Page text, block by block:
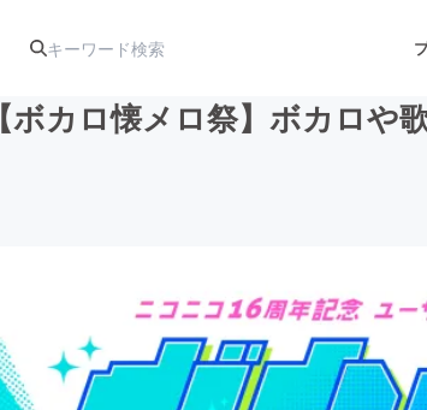
アート・写真
テクノロジー・ガジェット ゲー
【ボカロ懐メロ祭】ボカロや